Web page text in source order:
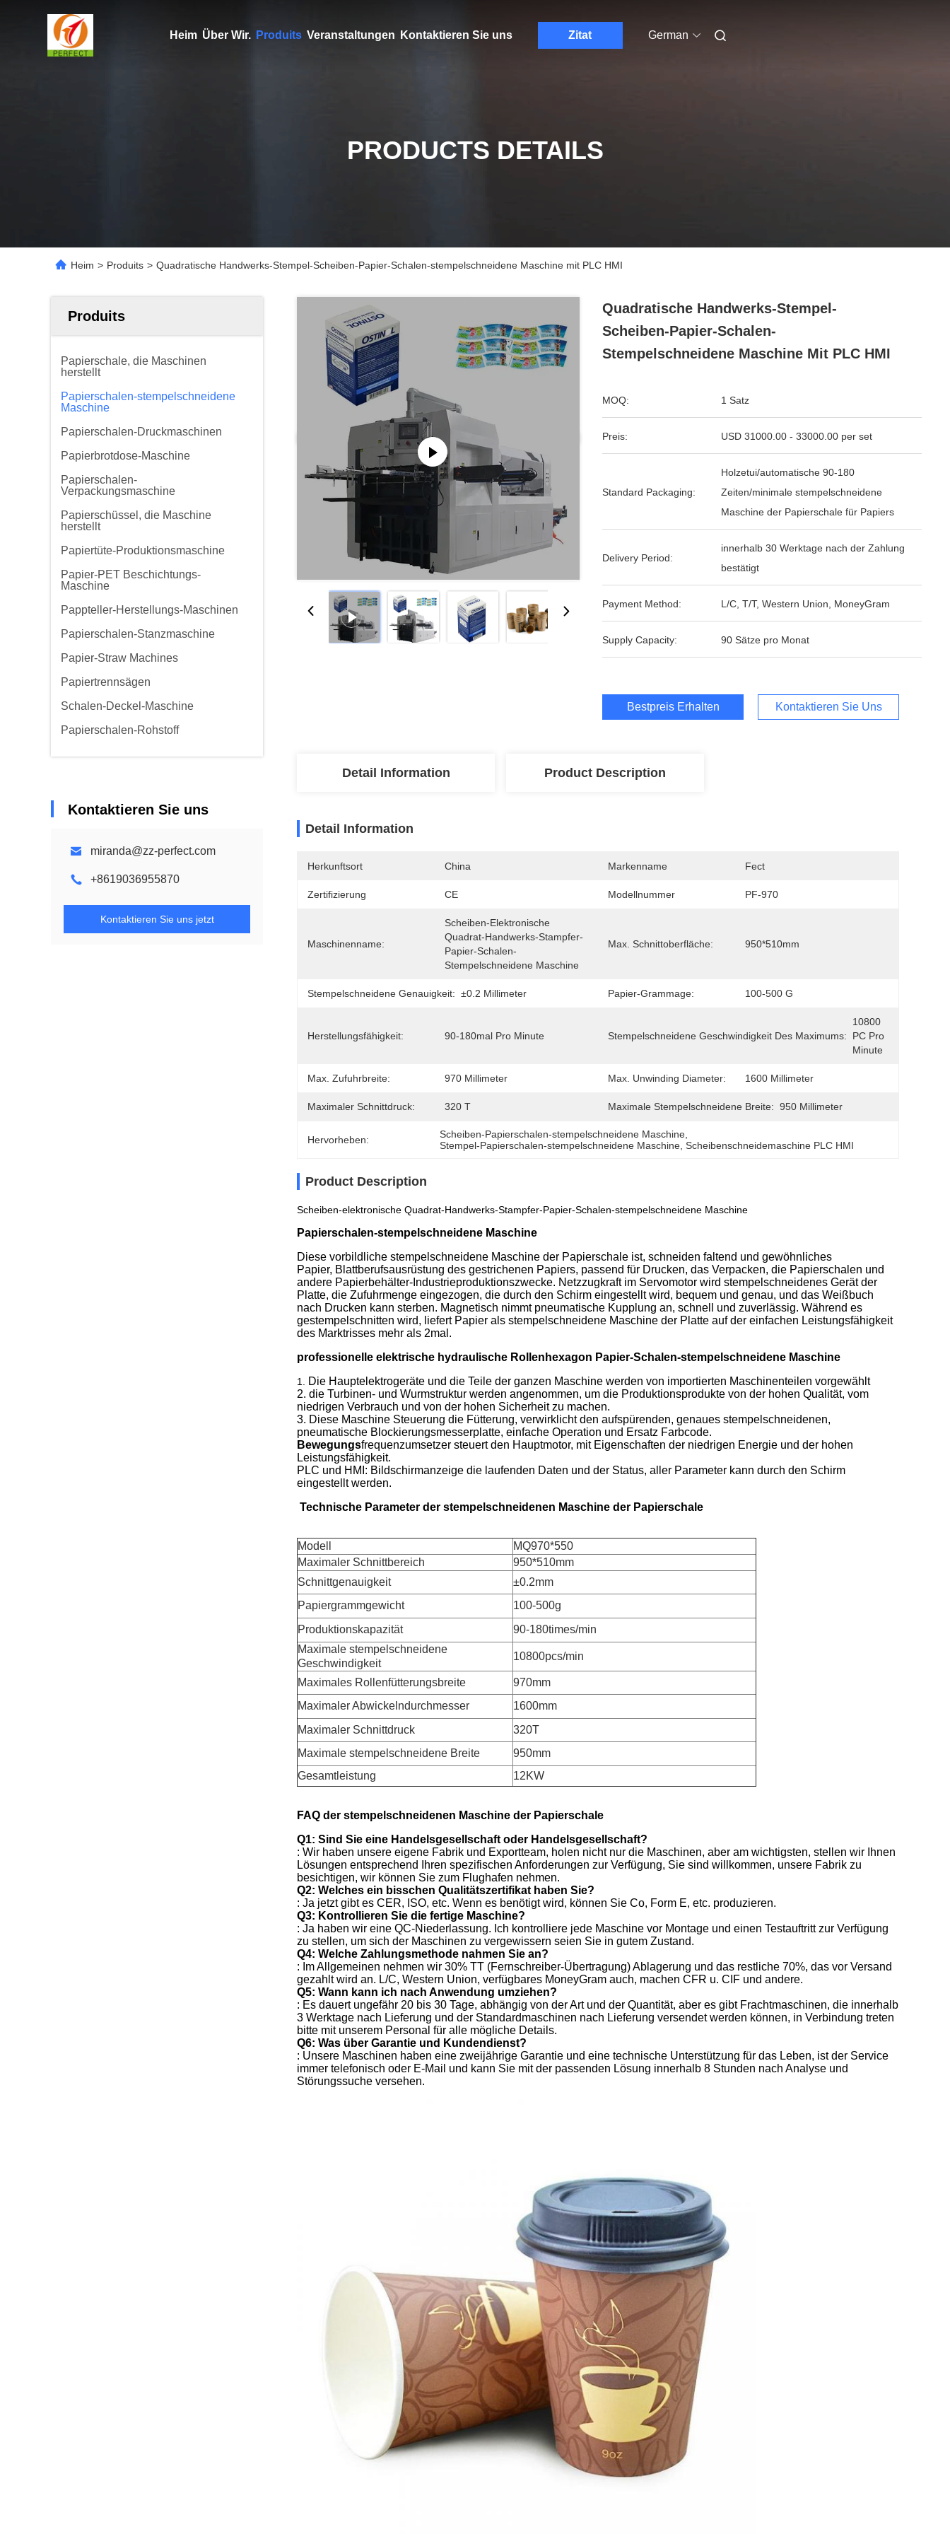
Heim Über Wir. Produits Veranstaltungen Kontaktieren Sie uns Zitat German
PRODUCTS DETAILS
Heim > Produits > Quadratische Handwerks-Stempel-Scheiben-Papier-Schalen-stempelschneidene Maschine mit PLC HMI
Produits
Papierschale, die Maschinen
herstellt
Papierschalen-stempelschneidene
Maschine
Papierschalen-Druckmaschinen
Papierbrotdose-Maschine
Papierschalen-
Verpackungsmaschine
Papierschüssel, die Maschine
herstellt
Papiertüte-Produktionsmaschine
Papier-PET Beschichtungs-
Maschine
Pappteller-Herstellungs-Maschinen
Papierschalen-Stanzmaschine
Papier-Straw Machines
Papiertrennsägen
Schalen-Deckel-Maschine
Papierschalen-Rohstoff
Kontaktieren Sie uns
miranda@zz-perfect.com
+8619036955870
Kontaktieren Sie uns jetzt
Quadratische Handwerks-Stempel-
Scheiben-Papier-Schalen-
Stempelschneidene Maschine Mit PLC HMI
MOQ: 1 Satz
Preis: USD 31000.00 - 33000.00 per set
Standard Packaging:
Holzetui/automatische 90-180
Zeiten/minimale stempelschneidene
Maschine der Papierschale für Papiers
Delivery Period:
innerhalb 30 Werktage nach der Zahlung
bestätigt
Payment Method: L/C, T/T, Western Union, MoneyGram
Supply Capacity: 90 Sätze pro Monat
Bestpreis Erhalten Kontaktieren Sie Uns
Detail Information Product Description
Detail Information
Herkunftsort China Markenname Fect
Zertifizierung CE Modellnummer PF-970
Maschinenname:
Scheiben-Elektronische
Quadrat-Handwerks-Stampfer-
Papier-Schalen-
Stempelschneidene Maschine
Max. Schnittoberfläche: 950*510mm
Stempelschneidene Genauigkeit: ±0.2 Millimeter Papier-Grammage: 100-500 G
Herstellungsfähigkeit: 90-180mal Pro Minute Stempelschneidene Geschwindigkeit Des Maximums:
10800
PC Pro
Minute
Max. Zufuhrbreite: 970 Millimeter Max. Unwinding Diameter: 1600 Millimeter
Maximaler Schnittdruck: 320 T Maximale Stempelschneidene Breite: 950 Millimeter
Hervorheben: Scheiben-Papierschalen-stempelschneidene Maschine
Stempel-Papierschalen-stempelschneidene Maschine , Scheibenschneidemaschine PLC HMI
Product Description
Scheiben-elektronische Quadrat-Handwerks-Stampfer-Papier-Schalen-stempelschneidene Maschine
Papierschalen-stempelschneidene Maschine
Diese vorbildliche stempelschneidene Maschine der Papierschale ist, schneiden faltend und gewöhnliches
Papier, Blattberufsausrüstung des gestrichenen Papiers, passend für Drucken, das Verpacken, die Papierschalen und
andere Papierbehälter-Industrieproduktionszwecke. Netzzugkraft im Servomotor wird stempelschneidenes Gerät der
Platte, die Zufuhrmenge eingezogen, die durch den Schirm eingestellt wird, bequem und genau, und das Weißbuch
nach Drucken kann sterben. Magnetisch nimmt pneumatische Kupplung an, schnell und zuverlässig. Während es
gestempelschnitten wird, liefert Papier als stempelschneidene Maschine der Platte auf der einfachen Leistungsfähigkeit
des Marktrisses mehr als 2mal.
professionelle elektrische hydraulische Rollenhexagon Papier-Schalen-stempelschneidene Maschine
1.
Die Hauptelektrogeräte und die Teile der ganzen Maschine werden von importierten Maschinenteilen vorgewählt
2. die Turbinen- und Wurmstruktur werden angenommen, um die Produktionsprodukte von der hohen Qualität, vom
niedrigen Verbrauch und von der hohen Sicherheit zu machen.
3. Diese Maschine Steuerung die Fütterung, verwirklicht den aufspürenden, genaues stempelschneidenen,
pneumatische Blockierungsmesserplatte, einfache Operation und Ersatz Farbcode.
Bewegungsfrequenzumsetzer steuert den Hauptmotor, mit Eigenschaften der niedrigen Energie und der hohen
Leistungsfähigkeit.
PLC und HMI: Bildschirmanzeige die laufenden Daten und der Status, aller Parameter kann durch den Schirm
eingestellt werden.
Technische Parameter der stempelschneidenen Maschine der Papierschale
Modell
MQ970*550
Maximaler Schnittbereich
950*510mm
Schnittgenauigkeit
±0.2mm
Papiergrammgewicht
100-500g
Produktionskapazität
90-180times/min
Maximale stempelschneidene
Geschwindigkeit
10800pcs/min
Maximales Rollenfütterungsbreite
970mm
Maximaler Abwickelndurchmesser
1600mm
Maximaler Schnittdruck
320T
Maximale stempelschneidene Breite
950mm
Gesamtleistung
12KW
FAQ der stempelschneidenen Maschine der Papierschale
Q1: Sind Sie eine Handelsgesellschaft oder Handelsgesellschaft?
: Wir haben unsere eigene Fabrik und Exportteam, holen nicht nur die Maschinen, aber am wichtigsten, stellen wir Ihnen
Lösungen entsprechend Ihren spezifischen Anforderungen zur Verfügung, Sie sind willkommen, unsere Fabrik zu
besichtigen, wir können Sie zum Flughafen nehmen.
Q2: Welches ein bisschen Qualitätszertifikat haben Sie?
: Ja jetzt gibt es CER, ISO, etc. Wenn es benötigt wird, können Sie Co, Form E, etc. produzieren.
Q3: Kontrollieren Sie die fertige Maschine?
: Ja haben wir eine QC-Niederlassung. Ich kontrolliere jede Maschine vor Montage und einen Testauftritt zur Verfügung
zu stellen, um sich der Maschinen zu vergewissern seien Sie in gutem Zustand.
Q4: Welche Zahlungsmethode nahmen Sie an?
: Im Allgemeinen nehmen wir 30% TT (Fernschreiber-Übertragung) Ablagerung und das restliche 70%, das vor Versand
gezahlt wird an. L/C, Western Union, verfügbares MoneyGram auch, machen CFR u. CIF und andere.
Q5: Wann kann ich nach Anwendung umziehen?
: Es dauert ungefähr 20 bis 30 Tage, abhängig von der Art und der Quantität, aber es gibt Frachtmaschinen, die innerhalb
3 Werktage nach Lieferung und der Standardmaschinen nach Lieferung versendet werden können, in Verbindung treten
bitte mit unserem Personal für alle mögliche Details.
Q6: Was über Garantie und Kundendienst?
: Unsere Maschinen haben eine zweijährige Garantie und eine technische Unterstützung für das Leben, ist der Service
immer telefonisch oder E-Mail und kann Sie mit der passenden Lösung innerhalb 8 Stunden nach Analyse und
Störungssuche versehen.